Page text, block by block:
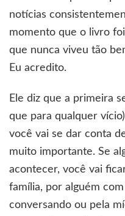
notícias
momento que o livro
que nunca viveu tão
Eu acredito.
Ele diz que a primeira
que para qualquer
você vai se dar conta
muito importante. Se
acontecer, você vai
família, por alguém
conversando ou pela